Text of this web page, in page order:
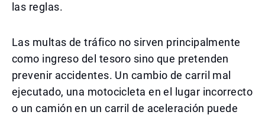
las reglas.
Las multas de tráfico no sirven principalmente
como ingreso del tesoro sino que pretenden
prevenir accidentes. Un cambio de carril mal
ejecutado, una motocicleta en el lugar incorrecto
o un camión en un carril de aceleración puede